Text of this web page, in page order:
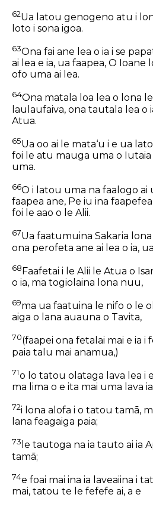
62Ua latou genogeno atu i
loto i sona igoa.
63Ona fai ane lea o ia i se
ai lea e ia, ua faapea, O Ioane
ofo uma ai lea.
64Ona matala loa lea o lona
laulaufaiva, ona tautala lea o
Atua.
65Ua oo ai le mata‘u i e ua
foi le atu mauga uma o Iutaia
uma.
66O i latou uma na faalogo ai
faapea ane, Pe iu ina
foi le aao o le Alii.
67Ua faatumuina Sakaria
ona perofeta ane ai lea o ia,
68Faafetai i le Alii le Atua o
o ia, ma togiolaina lona nuu,
69ma ua faatuina le nifo o le
aiga o lana auauna o Tavita,
70(faapei ona fetalai mai e ia
paia talu mai anamua,)
71o lo tatou olataga lava lea i
ma lima o e ita mai uma lava
72i lona alofa i o tatou tamā,
lana feagaiga paia;
73 le tautoga na ia tauto ai ia
tamā;
74e foai mai ina ia laveaiina i
mai, tatou te le fefefe ai, a e